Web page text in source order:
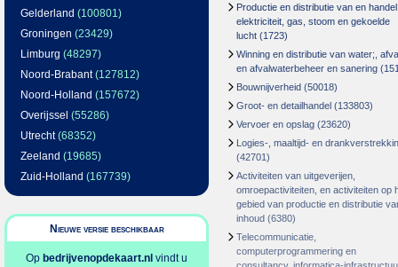
Gelderland (100801)
Groningen (23429)
Limburg (48297)
Noord-Brabant(127812)
Noord-Holland (157672)
Overijssel (55286)
Utrecht(68352)
Zeeland (19685)
Zuid-Holland (167739)
Nieuwe versie beschikbaar
Op bedrijvenopdekaart.nl vindt u
Productie en distributie van en
elektriciteit, gas, stoom en gekoelde
lucht (1723)
Winning en distributie van water;,
en afvalwaterbeheer en sanering
Bouwnijverheid (50018)
Groot- en detailhandel (133803)
Vervoer en opslag (23620)
Logies-, maaltijd- en
(42701)
Activiteiten van uitgeverijen,
omroepactiviteiten, en activiteiten op
gebied van productie en distributie
inhoud (6380)
Telecommunicatie,
computerprogrammering en